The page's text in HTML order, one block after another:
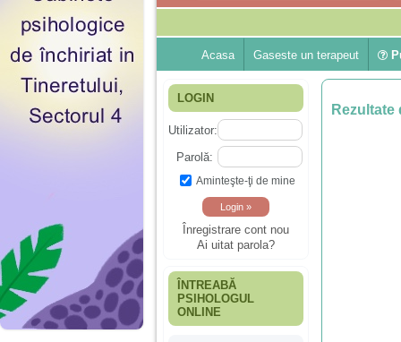
Acasa Gaseste un terapeut
LOGIN
Utilizator:
Parolă:
Aminteşte-ţi de mine
Înregistrare cont nou
Ai uitat parola?
ÎNTREABĂ
PSIHOLOGUL
ONLINE
Rezultate